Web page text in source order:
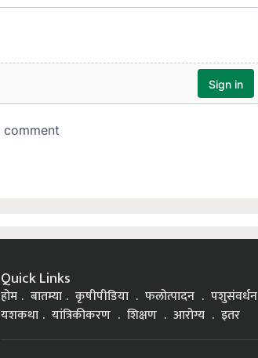
Quick Links
होम बातम्या कृषीपीडिया फलोत्पादन पशुसंवर्धन
यशकथा
यांत्रिकीकरण शिक्षण आरोग्य इतर